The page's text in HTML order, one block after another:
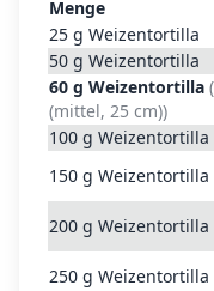
Menge
25 g Weizentortilla
50 g Weizentortilla
60 g Weizentortilla (
(mittel, 25 cm))
100 g Weizentortilla
150 g Weizentortilla
200 g Weizentortilla
250 g Weizentortilla